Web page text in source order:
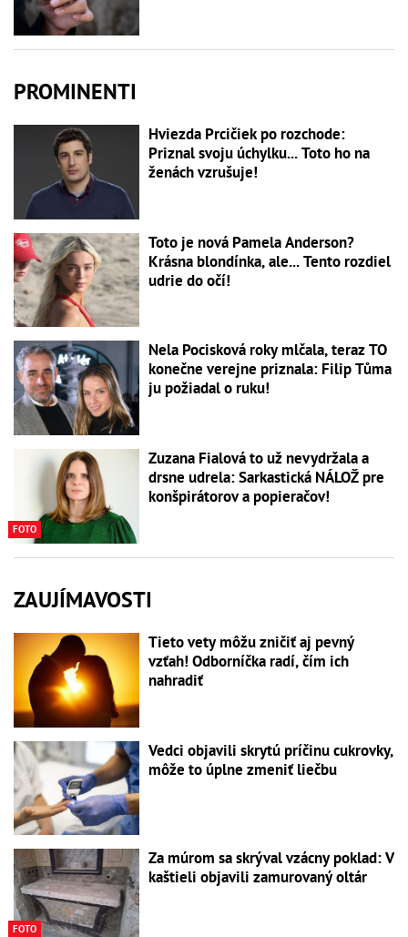
PROMINENTI
Hviezda Prcičiek po rozchode:
Priznal svoju úchylku... Toto ho na
ženách vzrušuje!
Toto je nová Pamela Anderson?
Krásna blondínka, ale... Tento rozdiel
udrie do očí!
Nela Pocisková roky mlčala, teraz TO
konečne verejne priznala: Filip Tůma
ju požiadal o ruku!
FOTO
Zuzana Fialová to už nevydržala a
drsne udrela: Sarkastická NÁLOŽ pre
konšpirátorov a popieračov!
ZAUJÍMAVOSTI
Tieto vety môžu zničiť aj pevný
vzťah! Odborníčka radí, čím ich
nahradiť
Vedci objavili skrytú príčinu cukrovky,
môže to úplne zmeniť liečbu
FOTO
Za múrom sa skrýval vzácny poklad: V
kaštieli objavili zamurovaný oltár